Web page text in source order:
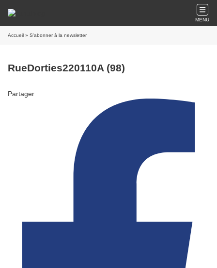
MENU
Accueil » S'abonner à la newsletter
RueDorties220110A (98)
Partager